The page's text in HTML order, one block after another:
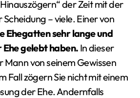
der Zeit mit der
– viele. Einer von
Ehegatten sehr lange und
gelebt haben. In dieser
Mann von seinem Gewissen
Fall zögern Sie nicht mit einem
der Ehe. Andernfalls